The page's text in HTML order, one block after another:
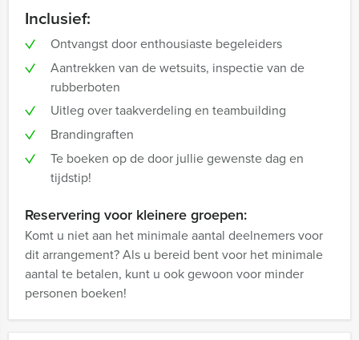
Inclusief:
Ontvangst door enthousiaste begeleiders
Aantrekken van de wetsuits, inspectie van de
rubberboten
Uitleg over taakverdeling en teambuilding
Brandingraften
Te boeken op de door jullie gewenste dag en
tijdstip!
Reservering voor kleinere groepen:
Komt u niet aan het minimale aantal deelnemers voor
dit arrangement? Als u bereid bent voor het minimale
aantal te betalen, kunt u ook gewoon voor minder
personen boeken!